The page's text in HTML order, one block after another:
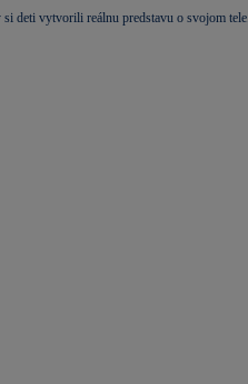
deti vytvorili reálnu predstavu o svojom tele.